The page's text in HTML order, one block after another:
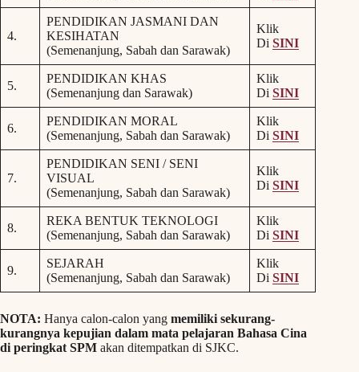
4.
PENDIDIKAN JASMANI DAN
KESIHATAN
(Semenanjung, Sabah dan Sarawak)
Klik
Di SINI
5.
PENDIDIKAN KHAS
(Semenanjung dan Sarawak)
Klik
Di SINI
6.
PENDIDIKAN MORAL
(Semenanjung, Sabah dan Sarawak)
Klik
Di SINI
7.
PENDIDIKAN SENI / SENI
VISUAL
(Semenanjung, Sabah dan Sarawak)
Klik
Di SINI
8.
REKA BENTUK TEKNOLOGI
(Semenanjung, Sabah dan Sarawak)
Klik
Di SINI
9.
SEJARAH
(Semenanjung, Sabah dan Sarawak)
Klik
Di SINI
NOTA: Hanya calon-calon yang memiliki sekurang-
kurangnya kepujian dalam mata pelajaran Bahasa Cina
di peringkat SPM akan ditempatkan di SJKC.